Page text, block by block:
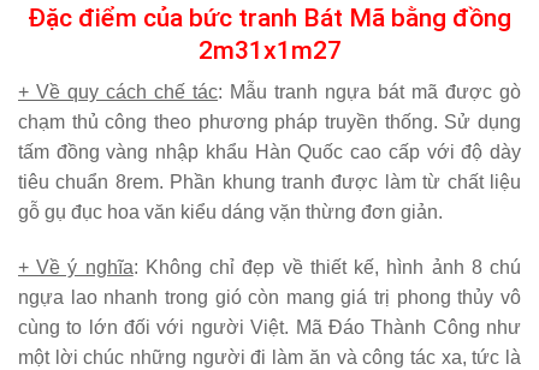
Đặc điểm của bức tranh Bát Mã bằng đồng
2m31x1m27
+ Về quy cách chế tác: Mẫu tranh ngựa bát mã được gò
chạm thủ công theo phương pháp truyền thống. Sử dụng
tấm đồng vàng nhập khẩu Hàn Quốc cao cấp với độ dày
tiêu chuẩn 8rem. Phần khung tranh được làm từ chất liệu
gỗ gụ đục hoa văn kiểu dáng vặn thừng đơn giản.
+ Về ý nghĩa: Không chỉ đẹp về thiết kế, hình ảnh 8 chú
ngựa lao nhanh trong gió còn mang giá trị phong thủy vô
cùng to lớn đối với người Việt. Mã Đáo Thành Công như
một lời chúc những người đi làm ăn và công tác xa, tức là